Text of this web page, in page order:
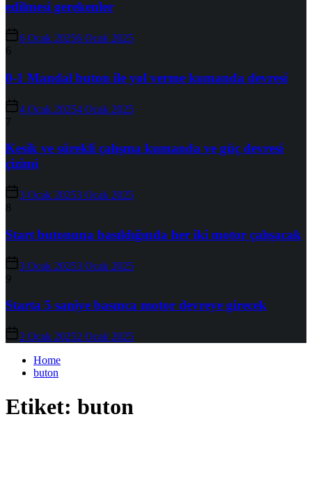
edilmesi gerekenler
6 Ocak 20256 Ocak 2025
6
0-1 Mandal buton ile yol verme kumanda devresi
4 Ocak 20254 Ocak 2025
7
Kesik ve sürekli çalışma kumanda ve güç devresi
çizimi
3 Ocak 20253 Ocak 2025
8
Start butonuna basıldığında her iki motor çalışacak
3 Ocak 20253 Ocak 2025
9
Starta 5 saniye basınca motor devreye girecek
2 Ocak 20252 Ocak 2025
Home
buton
Etiket: buton